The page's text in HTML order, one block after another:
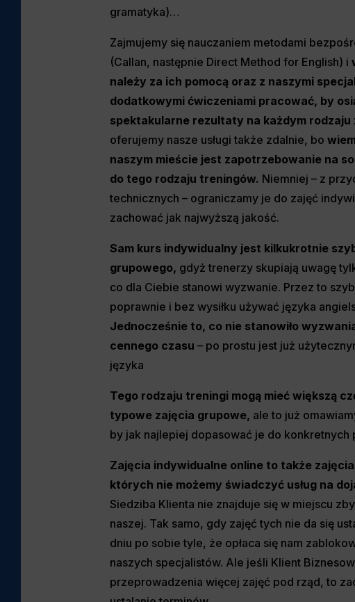
gramatyka)…
Zajmujemy się nauczaniem metodami
(Callan, następnie Direct Method for English) i
należy za ich pomocą oraz z naszymi
dodatkowymi ćwiczeniami pracować, by
spektakularne rezultaty na każdym rodzaju
oferujemy nasze usługi także zdalnie, bo
naszym mieście jest zapotrzebowanie na
do tego rodzaju treningów. Niemniej – z
technicznych – ograniczamy je do zajęć
zachować jak najwyższą jakość.
Sam kurs indywidualny jest kilkukrotnie
grupowego, gdyż trenerzy skupiają uwagę
co dla Ciebie stanowi wyzwanie. Przez to
poprawnie i bez wysiłku używać języka
Jednocześnie to, co nie stanowiło
cennego czasu– po prostu jest już
języka
Tego rodzaju treningi mogą mieć większą
typowe zajęcia grupowe, ale to już
by jak najlepiej dopasować je do konkretnych
Zajęcia indywidualne online to także
których nie możemy świadczyć usług na
Siedziba Klienta nie znajduje się w miejscu
naszej. Tak samo, gdy zajęć tych nie da się
dniu po sobie tyle, że opłaca się nam
naszych specjalistów. Ale jeśli Klient
przeprowadzenia więcej zajęć pod rząd, to